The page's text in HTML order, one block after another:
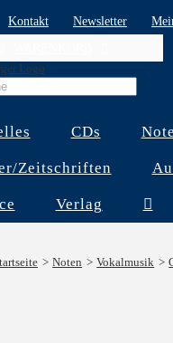
Kontakt Newsletter
CDs
Zeitschriften
Verlag
Noten Vokalmusik